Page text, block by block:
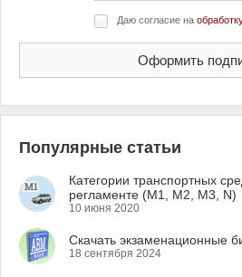
Даю согласие на
Популярные статьи
Категории транспортных
регламенте (M1, M2, M3, N)
10 июня 2020
Скачать экзаменационные
18 сентября 2024